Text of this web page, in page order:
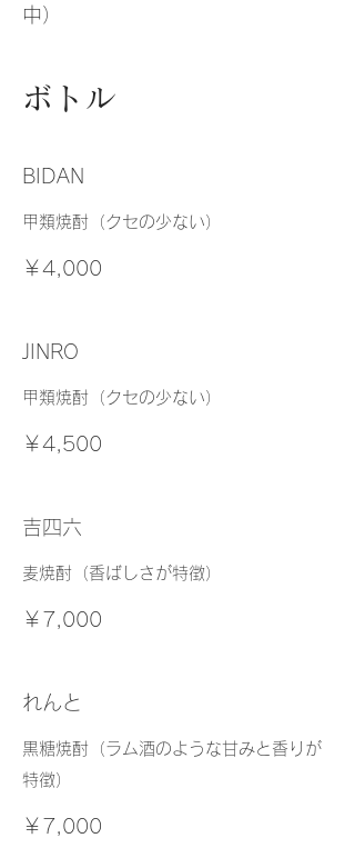
中）
ボトル
BIDAN
甲類焼酎（クセの少ない）
￥4,000
JINRO
甲類焼酎（クセの少ない）
￥4,500
吉四六
麦焼酎（香ばしさが特徴）
￥7,000
れんと
黒糖焼酎（ラム酒のような甘みと香りが
特徴）
￥7,000